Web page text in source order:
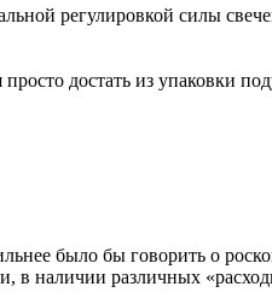
регулировкой силы
достать из упаковки
было бы говорить о
в наличии различных